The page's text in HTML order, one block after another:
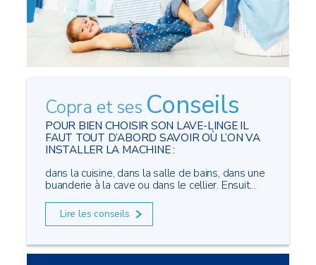
Copra et ses Conseils
POUR BIEN CHOISIR SON LAVE-LINGE IL
FAUT TOUT D’ABORD SAVOIR OÙ L’ON VA
INSTALLER LA MACHINE :
dans la cuisine, dans la salle de bains, dans une
buanderie à la cave ou dans le cellier. Ensuit...
Lire les conseils